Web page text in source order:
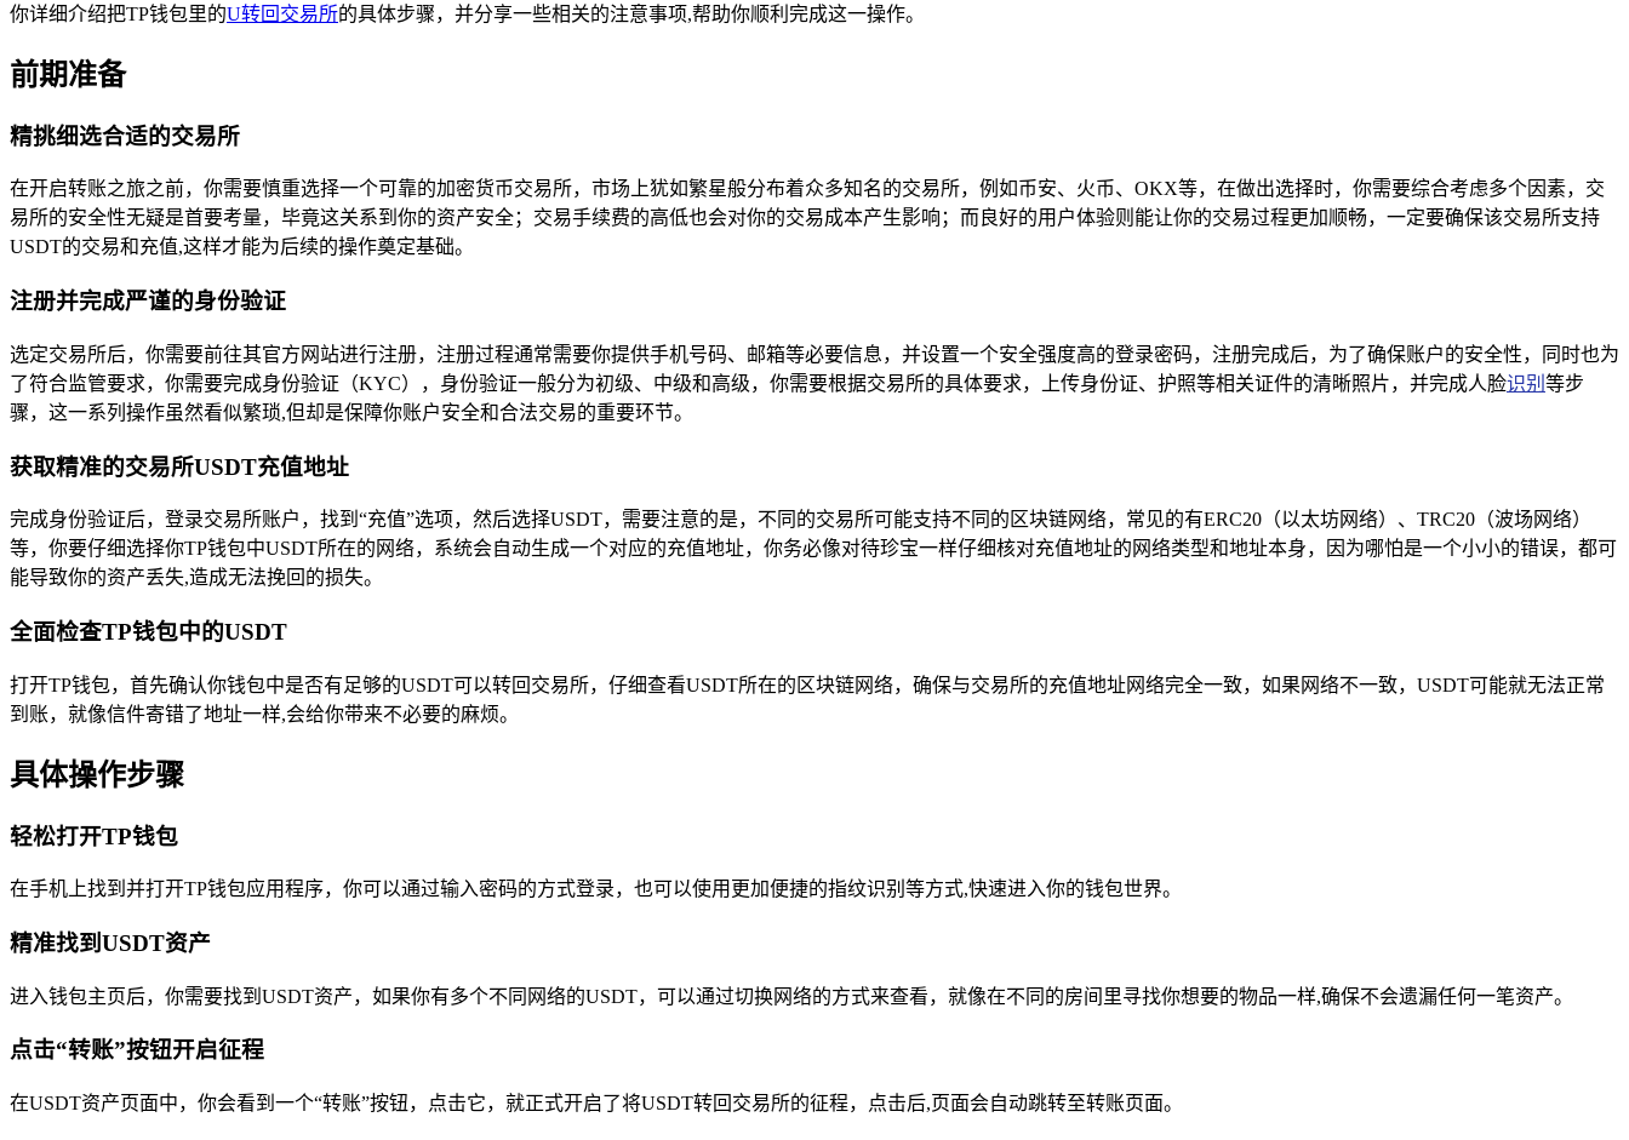
你详细介绍把TP钱包里的U转回交易所的具体步骤，并分享一些相关的注意事项,帮助你顺利完成这一操作。
前期准备
精挑细选合适的交易所
在开启转账之旅之前，你需要慎重选择一个可靠的加密货币交易所，市场上犹如繁星般分布着众多知名的交易所，例如币安、火币、OKX等，在做出选择时，你需要综合考虑多个因素，交
易所的安全性无疑是首要考量，毕竟这关系到你的资产安全；交易手续费的高低也会对你的交易成本产生影响；而良好的用户体验则能让你的交易过程更加顺畅，一定要确保该交易所支持
USDT的交易和充值,这样才能为后续的操作奠定基础。
注册并完成严谨的身份验证
选定交易所后，你需要前往其官方网站进行注册，注册过程通常需要你提供手机号码、邮箱等必要信息，并设置一个安全强度高的登录密码，注册完成后，为了确保账户的安全性，同时也为
了符合监管要求，你需要完成身份验证（KYC），身份验证一般分为初级、中级和高级，你需要根据交易所的具体要求，上传身份证、护照等相关证件的清晰照片，并完成人脸识别 等步
骤，这一系列操作虽然看似繁琐,但却是保障你账户安全和合法交易的重要环节。
获取精准的交易所USDT充值地址
完成身份验证后，登录交易所账户，找到“充值”选项，然后选择USDT，需要注意的是，不同的交易所可能支持不同的区块链网络，常见的有ERC20（以太坊网络）、TRC20（波场网络）
等，你要仔细选择你TP钱包中USDT所在的网络，系统会自动生成一个对应的充值地址，你务必像对待珍宝一样仔细核对充值地址的网络类型和地址本身，因为哪怕是一个小小的错误，都可
能导致你的资产丢失,造成无法挽回的损失。
全面检查TP钱包中的USDT
打开TP钱包，首先确认你钱包中是否有足够的USDT可以转回交易所，仔细查看USDT所在的区块链网络，确保与交易所的充值地址网络完全一致，如果网络不一致，USDT可能就无法正常
到账，就像信件寄错了地址一样,会给你带来不必要的麻烦。
具体操作步骤
轻松打开TP钱包
在手机上找到并打开TP钱包应用程序，你可以通过输入密码的方式登录，也可以使用更加便捷的指纹识别等方式,快速进入你的钱包世界。
精准找到USDT资产
进入钱包主页后，你需要找到USDT资产，如果你有多个不同网络的USDT，可以通过切换网络的方式来查看，就像在不同的房间里寻找你想要的物品一样,确保不会遗漏任何一笔资产。
点击“转账”按钮开启征程
在USDT资产页面中，你会看到一个“转账”按钮，点击它，就正式开启了将USDT转回交易所的征程，点击后,页面会自动跳转至转账页面。